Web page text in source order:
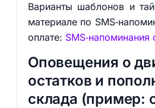
Варианты шаблонов и
материале по
оплате: SMS‑напоминания
Оповещения о
остатков и
склада (пример: